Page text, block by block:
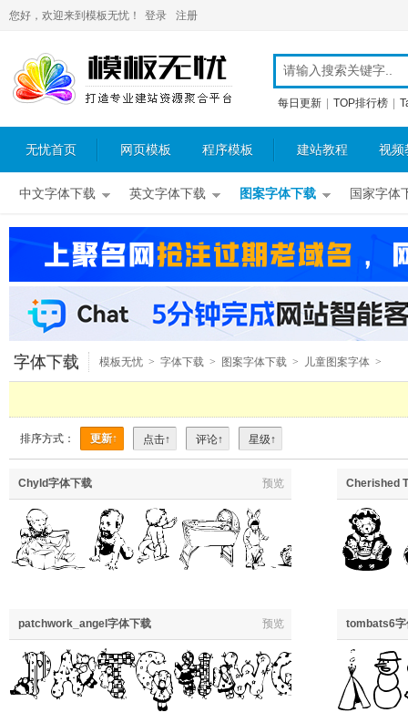
您好，欢迎来到模板无忧！ 登录 注册
每日更新 TOP排行榜
无忧首页 网页模板 程序模板 建站教程 视频
中文字体下载 英文字体下载 图案字体下载 国家字体
字体下载 模板无忧 > 字体下载 > 图案字体下载 > 儿童图案字体 >
排序方式： 更新↑ 点击↑ 评论↑ 星级↑
Chyld字体下载 预览 Cherished
patchwork_angel字体下载 预览 tombats6字